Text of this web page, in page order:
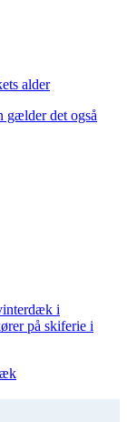
alder
gælder det også
i
på skiferie i